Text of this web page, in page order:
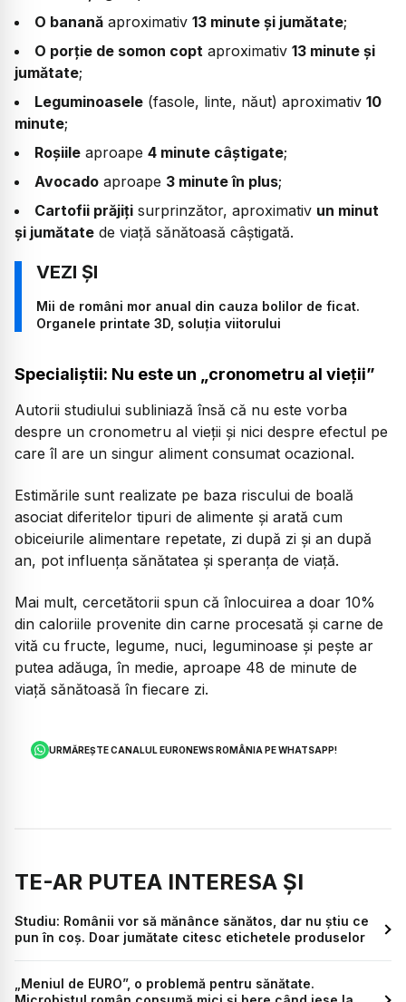
O banană aproximativ 13 minute și jumătate;
O porție de somon copt aproximativ 13 minute și
jumătate;
Leguminoasele (fasole, linte, năut) aproximativ 10
minute;
Roșiile aproape 4 minute câștigate;
Avocado aproape 3 minute în plus;
Cartofii prăjiți surprinzător, aproximativ un minut
și jumătate de viață sănătoasă câștigată.
Mii de români mor anual din cauza bolilor de ficat.
Organele printate 3D, soluția viitorului
Specialiștii: Nu este un „cronometru al vieții”
Autorii studiului subliniază însă că nu este vorba
despre un cronometru al vieții și nici despre efectul pe
care îl are un singur aliment consumat ocazional.
Estimările sunt realizate pe baza riscului de boală
asociat diferitelor tipuri de alimente și arată cum
obiceiurile alimentare repetate, zi după zi și an după
an, pot influența sănătatea și speranța de viață.
Mai mult, cercetătorii spun că înlocuirea a doar 10%
din caloriile provenite din carne procesată și carne de
vită cu fructe, legume, nuci, leguminoase și pește ar
putea adăuga, în medie, aproape 48 de minute de
viață sănătoasă în fiecare zi.
URMĂREȘTE CANALUL EURONEWS ROMÂNIA PE WHATSAPP!
TE-AR PUTEA INTERESA ȘI
Studiu: Românii vor să mănânce sănătos, dar nu știu ce
pun în coș. Doar jumătate citesc etichetele produselor
„Meniul de EURO”, o problemă pentru sănătate.